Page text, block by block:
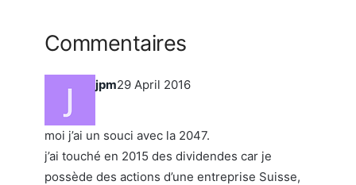
Commentaires
jpm29 April 2016
moi j’ai un souci avec la 2047.
j’ai touché en 2015 des dividendes car je
possède des actions d’une entreprise Suisse,